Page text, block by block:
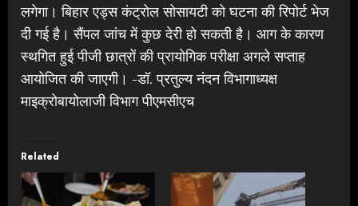
लगेगा। बिहार एड्स कंट्रोल सोसायटी को घटना की रिपोर्ट भेज
दी गई है। सैंपल जांच में कुछ देरी हो सकती है। आग के कारण
स्थगित हुई पीजी छात्रों की प्रायोगिक परीक्षा अगले सप्ताह
आयोजित की जाएगी। -डॉ. प्रतुल्य नंदन विभागाध्यक्ष
माइक्रोबायोलाजी विभाग पीएमसीएच
Related